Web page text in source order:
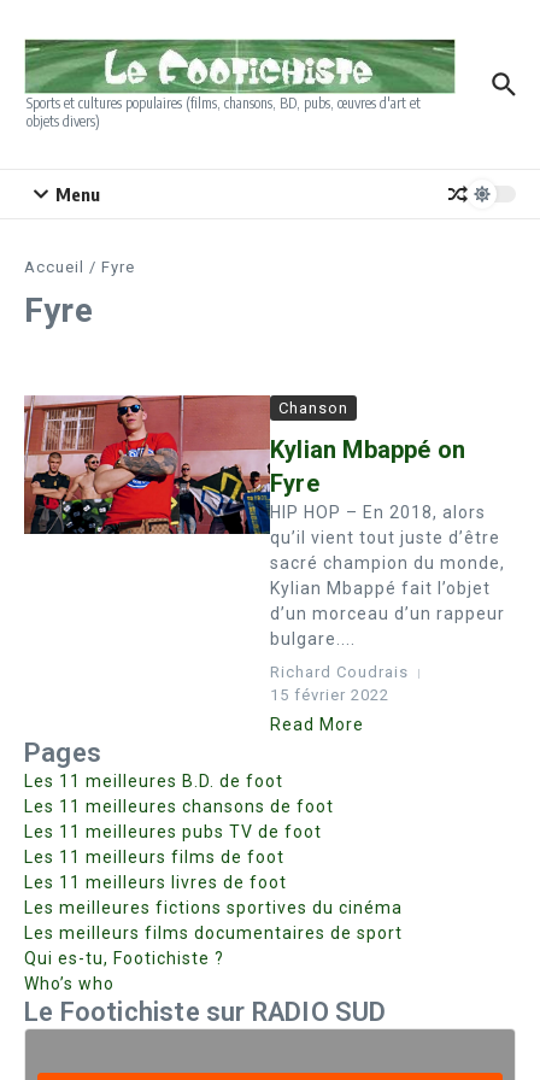
Sports et cultures populaires (films, chansons, BD, pubs, œuvres d'art et
objets divers)
Menu
Accueil / Fyre
Fyre
Chanson
Kylian Mbappé on
Fyre
HIP HOP – En 2018, alors
qu’il vient tout juste d’être
sacré champion du monde,
Kylian Mbappé fait l’objet
d’un morceau d’un rappeur
bulgare....
Richard Coudrais
15 février 2022
Read More
Pages
Les 11 meilleures B.D. de foot
Les 11 meilleures chansons de foot
Les 11 meilleures pubs TV de foot
Les 11 meilleurs films de foot
Les 11 meilleurs livres de foot
Les meilleures fictions sportives du cinéma
Les meilleurs films documentaires de sport
Qui es-tu, Footichiste ?
Who’s who
Le Footichiste sur RADIO SUD